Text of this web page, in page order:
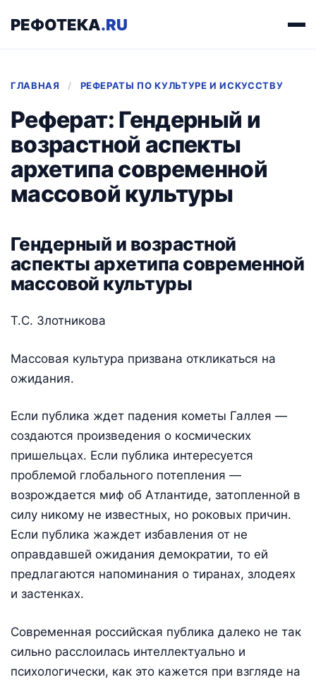
РЕФОТЕКА.RU
ГЛАВНАЯ / РЕФЕРАТЫ ПО КУЛЬТУРЕ И ИСКУССТВУ
Реферат: Гендерный и
возрастной аспекты
архетипа современной
массовой культуры
Гендерный и возрастной
аспекты архетипа современной
массовой культуры
Т.С. Злотникова
Массовая культура призвана откликаться на
ожидания.
Если публика ждет падения кометы Галлея —
создаются произведения о космических
пришельцах. Если публика интересуется
проблемой глобального потепления —
возрождается миф об Атлантиде, затопленной в
силу никому не известных, но роковых причин.
Если публика жаждет избавления от не
оправдавшей ожидания демократии, то ей
предлагаются напоминания о тиранах, злодеях
и застенках.
Современная российская публика далеко не так
сильно расслоилась интеллектуально и
психологически, как это кажется при взгляде на